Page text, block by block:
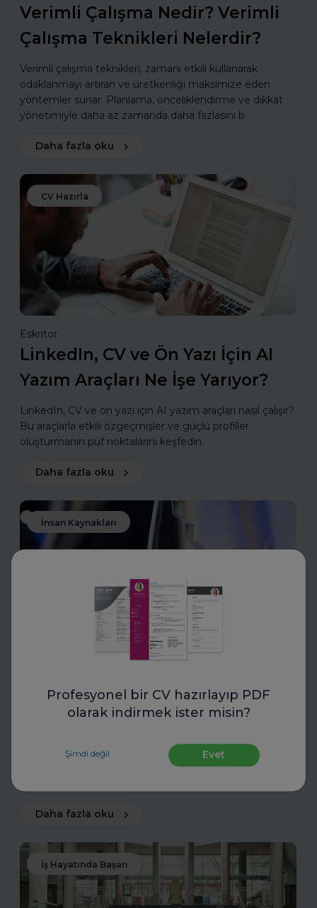
Profesyonel bir CV hazırlayıp PDF
olarak indirmek ister misin?
Şimdi değil Evet
Verimli Çalışma Nedir? Verimli
Çalışma Teknikleri Nelerdir?
Verimli çalışma teknikleri, zamanı etkili kullanarak
odaklanmayı artıran ve üretkenliği maksimize eden
yöntemler sunar. Planlama, önceliklendirme ve dikkat
yönetimiyle daha az zamanda daha fazlasını b
Daha fazla oku
CV Hazırla
Eskritor
LinkedIn, CV ve Ön Yazı İçin AI
Yazım Araçları Ne İşe Yarıyor?
LinkedIn, CV ve ön yazı için AI yazım araçları nasıl çalışır?
Bu araçlarla etkili özgeçmişler ve güçlü profiller
oluşturmanın püf noktalarını keşfedin.
Daha fazla oku
İnsan Kaynakları
2026
olabilir. En iyi uygulamalarınızı tanıtarak sektördeki öncü
konumunuzu güçlendirin ve değerli başarılarınızı
Daha fazla oku
İş Hayatında Başarı